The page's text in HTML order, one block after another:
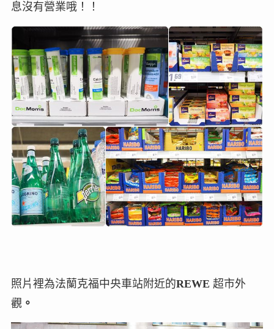
息沒有營業哦！！
照片裡為法蘭克福中央車站附近的REWE 超市外
觀。